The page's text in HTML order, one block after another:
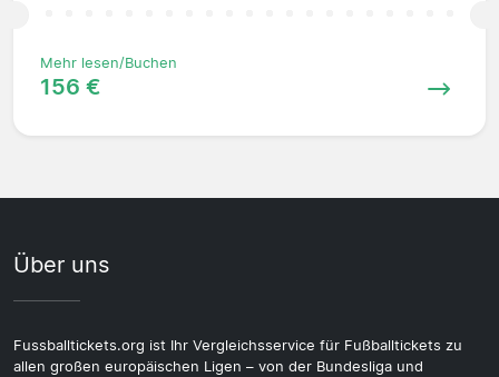
Mehr lesen/Buchen
156 €
Über uns
Fussballtickets.org ist Ihr Vergleichsservice für Fußballtickets zu
allen großen europäischen Ligen – von der Bundesliga und